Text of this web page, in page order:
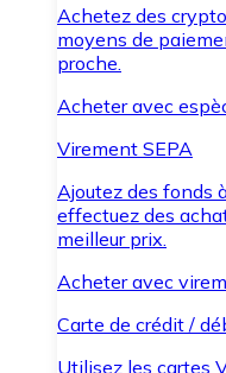
Achetez des
moyens de
proche.
Acheter avec
Virement SEPA
Ajoutez des fonds
effectuez des
meilleur prix.
Acheter avec
Carte de crédit /
Utilisez les cartes